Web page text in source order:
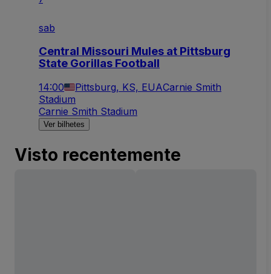
sab
Central Missouri Mules at Pittsburg
State Gorillas Football
14:00 Pittsburg, KS, EUACarnie Smith
Stadium
Carnie Smith Stadium
Ver bilhetes
Visto recentemente